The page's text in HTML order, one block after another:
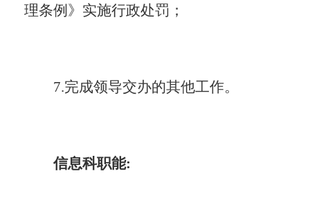
理条例》实施行政处罚；
7.完成领导交办的其他工作。
信息科职能: